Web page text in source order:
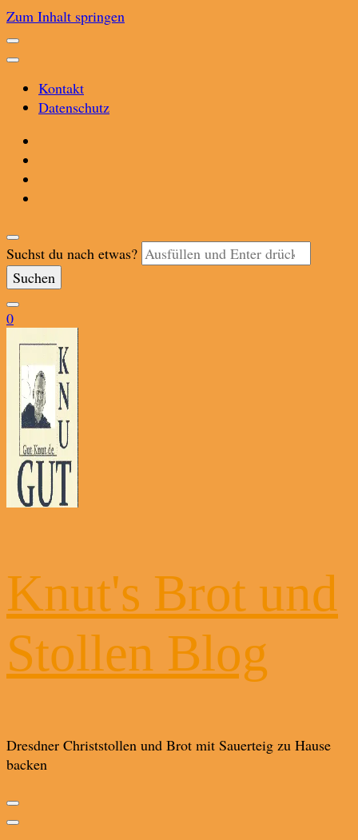
Zum Inhalt springen
Kontakt
Datenschutz
Suchst du nach etwas?
0
Knut's Brot und
Stollen Blog
Dresdner Christstollen und Brot mit Sauerteig zu Hause
backen